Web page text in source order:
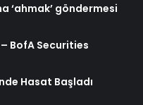
‘ahmak’ göndermesi
– BofA Securities
Hasat Başladı